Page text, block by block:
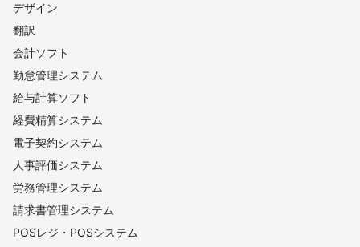
デザイン
翻訳
会計ソフト
勤怠管理システム
給与計算ソフト
経費精算システム
電子契約システム
人事評価システム
労務管理システム
請求書管理システム
POSレジ・POSシステム